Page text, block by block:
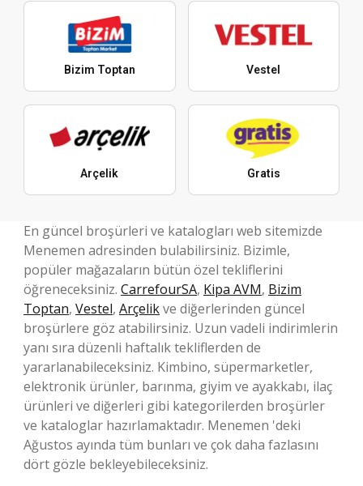
Bizim Toptan Vestel
Arçelik Gratis
En güncel broşürleri ve katalogları web sitemizde
Menemen adresinden bulabilirsiniz. Bizimle,
popüler mağazaların bütün özel tekliflerini
öğreneceksiniz. CarrefourSA, Kipa AVM, Bizim
Toptan, Vestel, Arçelikve diğerlerinden güncel
broşürlere göz atabilirsiniz. Uzun vadeli indirimlerin
yanı sıra düzenli haftalık tekliflerden de
yararlanabileceksiniz. Kimbino, süpermarketler,
elektronik ürünler, barınma, giyim ve ayakkabı, ilaç
ürünleri ve diğerleri gibi kategorilerden broşürler
ve kataloglar hazırlamaktadır. Menemen 'deki
Ağustos ayında tüm bunları ve çok daha fazlasını
dört gözle bekleyebileceksiniz.